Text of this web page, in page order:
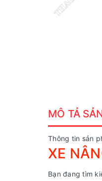
MÔ TẢ
Thông tin sản
XE
Bạn đang tìm